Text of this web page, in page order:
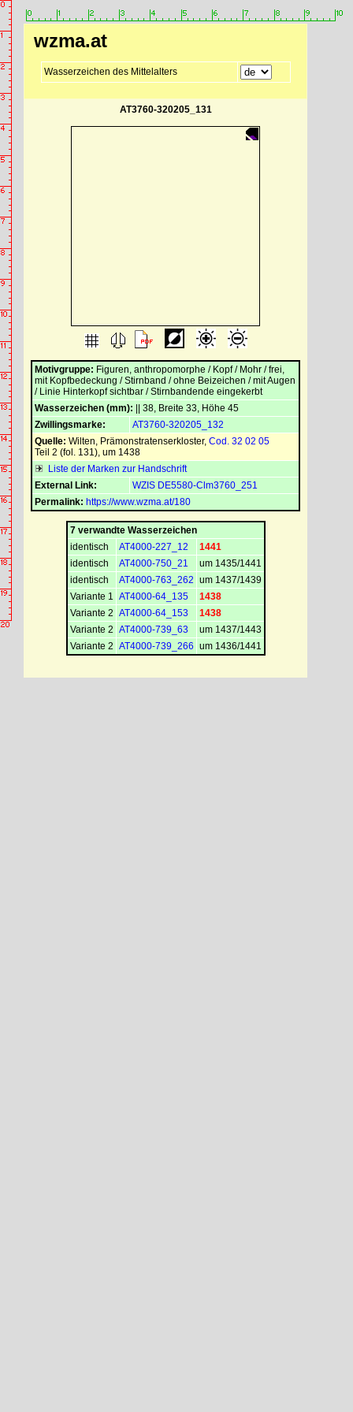
wzma.at
Wasserzeichen des Mittelalters
AT3760-320205_131
Motivgruppe: Figuren, anthropomorphe / Kopf / Mohr / frei,
mit Kopfbedeckung / Stirnband / ohne Beizeichen / mit Augen
/ Linie Hinterkopf sichtbar / Stirnbandende eingekerbt
Wasserzeichen (mm): || 38, Breite 33, Höhe 45
Zwillingsmarke:
AT3760-320205_132
Quelle: Wilten, Prämonstratenserkloster, Cod. 32 02 05
Teil 2 (fol. 131), um 1438
Liste der Marken zur Handschrift
External Link:
WZIS DE5580-Clm3760_251
Permalink: https://www.wzma.at/180
7 verwandte Wasserzeichen
identisch
AT4000-227_12
1441
identisch
AT4000-750_21
um 1435/1441
identisch
AT4000-763_262 um 1437/1439
Variante 1 AT4000-64_135
1438
Variante 2 AT4000-64_153
1438
Variante 2 AT4000-739_63
um 1437/1443
Variante 2 AT4000-739_266 um 1436/1441